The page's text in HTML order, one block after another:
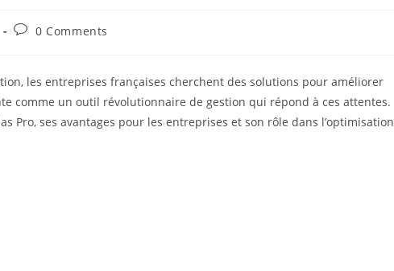
Post0 Comments
les entreprises françaises cherchent des solutions pour améliorer
comme un outil révolutionnaire de gestion qui répond à ces attentes.
Pro, ses avantages pour les entreprises et son rôle dans l’optimisation